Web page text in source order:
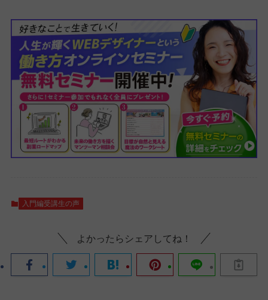
入門編受講生の声
よかったらシェアしてね！